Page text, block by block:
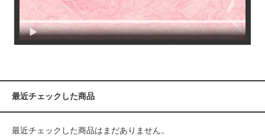
最近チェックした商品
最近チェックした商品はまだありません。